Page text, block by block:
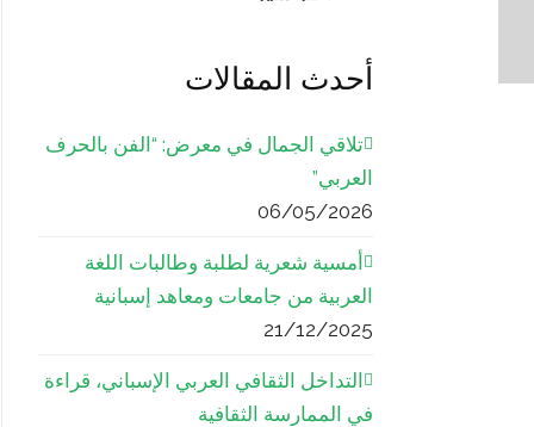
أحدث المقالات
تلاقي الجمال في معرض: “الفن بالحرف
العربي”
06/05/2026
أمسية شعرية لطلبة وطالبات اللغة
العربية من جامعات ومعاهد إسبانية
21/12/2025
التداخل الثقافي العربي الإسباني، قراءة
في الممارسة الثقافية